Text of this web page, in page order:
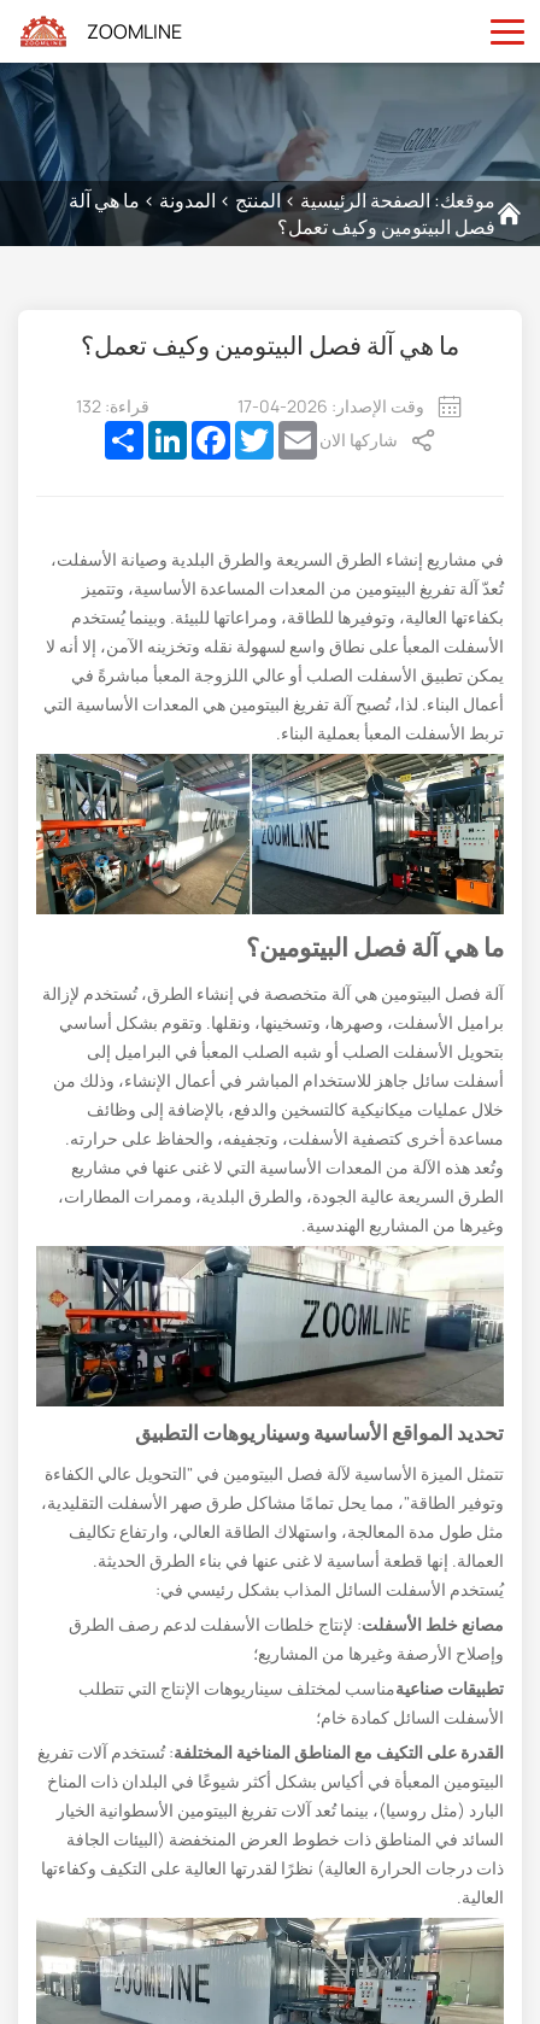
ZOOMLINE
موقعك:الصفحة الرئيسية >المنتج > المدونة > ما هي آلة
فصل البيتومين وكيف تعمل؟
ما هي آلة فصل البيتومين وكيف تعمل؟
وقت الإصدار: 2026-04-17
قراءة: 132
شاركها الان
Share
LinkedInFacebookTwitterEmail
في مشاريع إنشاء الطرق السريعة والطرق البلدية وصيانة الأسفلت،
تُعدّ آلة تفريغ البيتومين من المعدات المساعدة الأساسية، وتتميز
بكفاءتها العالية، وتوفيرها للطاقة، ومراعاتها للبيئة. وبينما يُستخدم
الأسفلت المعبأ على نطاق واسع لسهولة نقله وتخزينه الآمن، إلا أنه لا
يمكن تطبيق الأسفلت الصلب أو عالي اللزوجة المعبأ مباشرةً في
أعمال البناء. لذا، تُصبح آلة تفريغ البيتومين هي المعدات الأساسية التي
تربط الأسفلت المعبأ بعملية البناء.
ما هي آلة فصل البيتومين؟
آلة فصل البيتومين هي آلة متخصصة في إنشاء الطرق، تُستخدم لإزالة
براميل الأسفلت، وصهرها، وتسخينها، ونقلها. وتقوم بشكل أساسي
بتحويل الأسفلت الصلب أو شبه الصلب المعبأ في البراميل إلى
أسفلت سائل جاهز للاستخدام المباشر في أعمال الإنشاء، وذلك من
خلال عمليات ميكانيكية كالتسخين والدفع، بالإضافة إلى وظائف
مساعدة أخرى كتصفية الأسفلت، وتجفيفه، والحفاظ على حرارته.
وتُعد هذه الآلة من المعدات الأساسية التي لا غنى عنها في مشاريع
الطرق السريعة عالية الجودة، والطرق البلدية، وممرات المطارات،
وغيرها من المشاريع الهندسية.
تحديد المواقع الأساسية وسيناريوهات التطبيق
تتمثل الميزة الأساسية لآلة فصل البيتومين في "التحويل عالي الكفاءة
وتوفير الطاقة"، مما يحل تمامًا مشاكل طرق صهر الأسفلت التقليدية،
مثل طول مدة المعالجة، واستهلاك الطاقة العالي، وارتفاع تكاليف
العمالة. إنها قطعة أساسية لا غنى عنها في بناء الطرق الحديثة.
يُستخدم الأسفلت السائل المذاب بشكل رئيسي في:
مصانع خلط الأسفلت: لإنتاج خلطات الأسفلت لدعم رصف الطرق
وإصلاح الأرصفة وغيرها من المشاريع؛
تطبيقات صناعيةمناسب لمختلف سيناريوهات الإنتاج التي تتطلب
الأسفلت السائل كمادة خام؛
القدرة على التكيف مع المناطق المناخية المختلفة: تُستخدم آلات تفريغ
البيتومين المعبأة في أكياس بشكل أكثر شيوعًا في البلدان ذات المناخ
البارد (مثل روسيا)، بينما تُعد آلات تفريغ البيتومين الأسطوانية الخيار
السائد في المناطق ذات خطوط العرض المنخفضة (البيئات الجافة
ذات درجات الحرارة العالية) نظرًا لقدرتها العالية على التكيف وكفاءتها
العالية.